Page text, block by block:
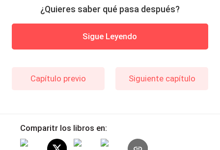
¿Quieres saber qué pasa después?
Sigue Leyendo
Capítulo previo Siguiente capítulo
Comparitr los libros en: